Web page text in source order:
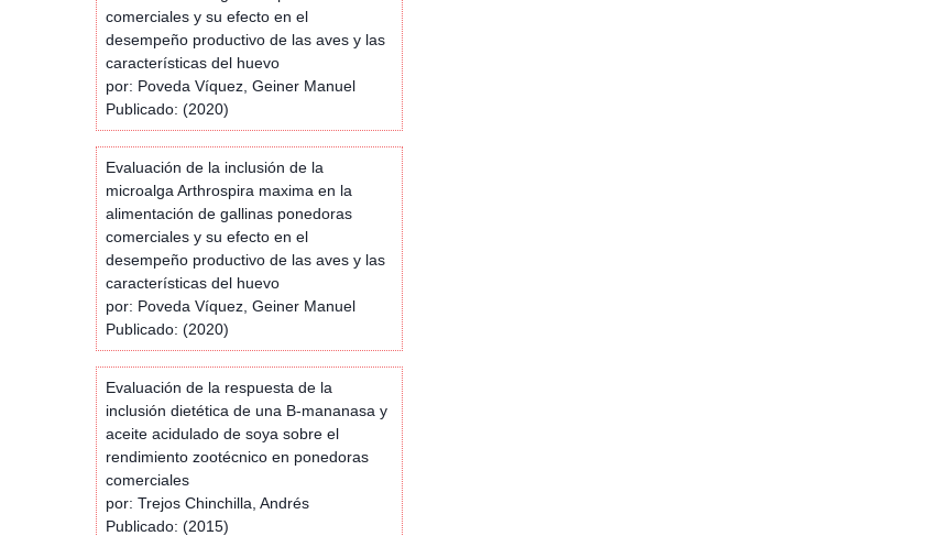
comerciales y su efecto en el
desempeño productivo de las aves y las
características del huevo
por: Poveda Víquez, Geiner Manuel
Publicado: (2020)
Evaluación de la inclusión de la
microalga Arthrospira maxima en la
alimentación de gallinas ponedoras
comerciales y su efecto en el
desempeño productivo de las aves y las
características del huevo
por: Poveda Víquez, Geiner Manuel
Publicado: (2020)
Evaluación de la respuesta de la
inclusión dietética de una B-mananasa y
aceite acidulado de soya sobre el
rendimiento zootécnico en ponedoras
comerciales
por: Trejos Chinchilla, Andrés
Publicado: (2015)